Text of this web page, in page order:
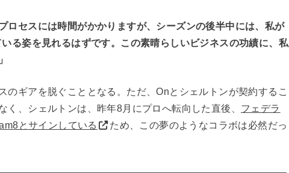
ロセスには時間がかかりますが、シーズンの後半中には、私が
る姿を見れるはずです。この素晴らしいビジネスの功績に、私
のギアを脱ぐこととなる。ただ、Onとシェルトンが契約するこ
く、シェルトンは、昨年8月にプロへ転向した直後、 フェデラ
とサインしている
ため、この夢のようなコラボは必然だっ